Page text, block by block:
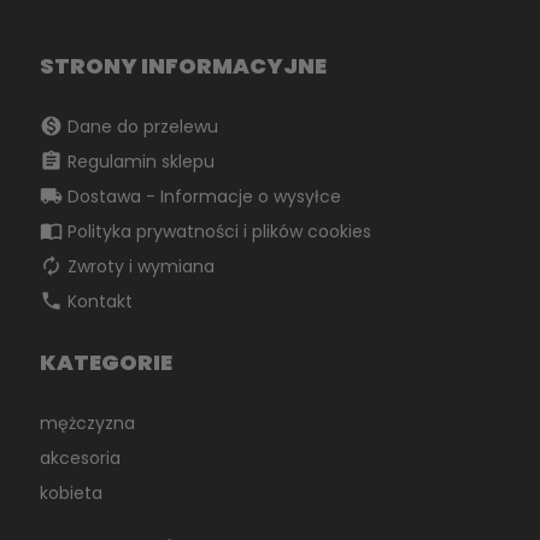
STRONY INFORMACYJNE
monetization_on Dane do przelewu
assignment Regulamin sklepu
local_shipping Dostawa - Informacje o wysyłce
import_contacts Polityka prywatności i plików cookies
autorenew Zwroty i wymiana
phone Kontakt
KATEGORIE
mężczyzna
akcesoria
kobieta